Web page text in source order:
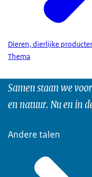
Dieren, dierlijke
Thema
Samen staan we
en natuur. Nu en in
Andere talen